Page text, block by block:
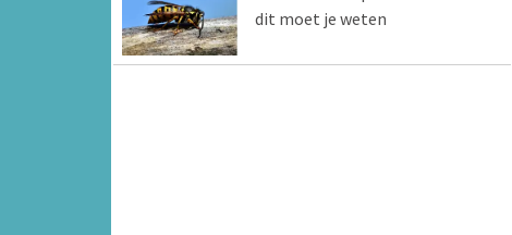
dit moet je weten